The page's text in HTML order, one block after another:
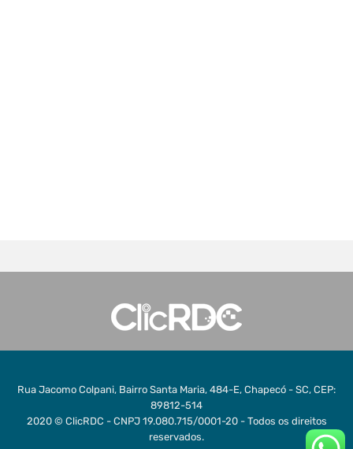
Rua Jacomo Colpani, Bairro Santa Maria, 484-E, Chapecó - SC, CEP:
89812-514
2020 © ClicRDC - CNPJ 19.080.715/0001-20 - Todos os direitos
reservados.